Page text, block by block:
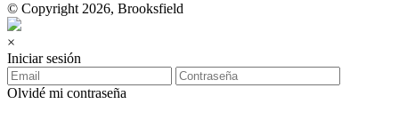
© Copyright 2026, Brooksfield
×
Iniciar sesión
Olvidé mi contraseña